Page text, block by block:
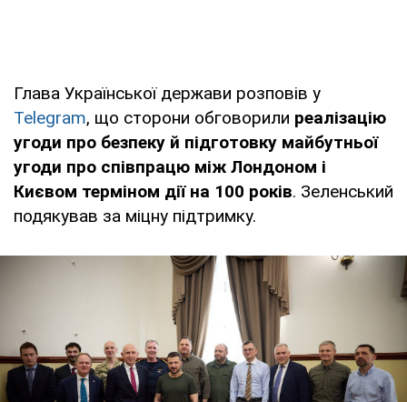
Глава Української держави розповів у
Telegram, що сторони обговорили реалізацію
угоди про безпеку й підготовку майбутньої
угоди про співпрацю між Лондоном і
Києвом терміном дії на 100 років. Зеленський
подякував за міцну підтримку.